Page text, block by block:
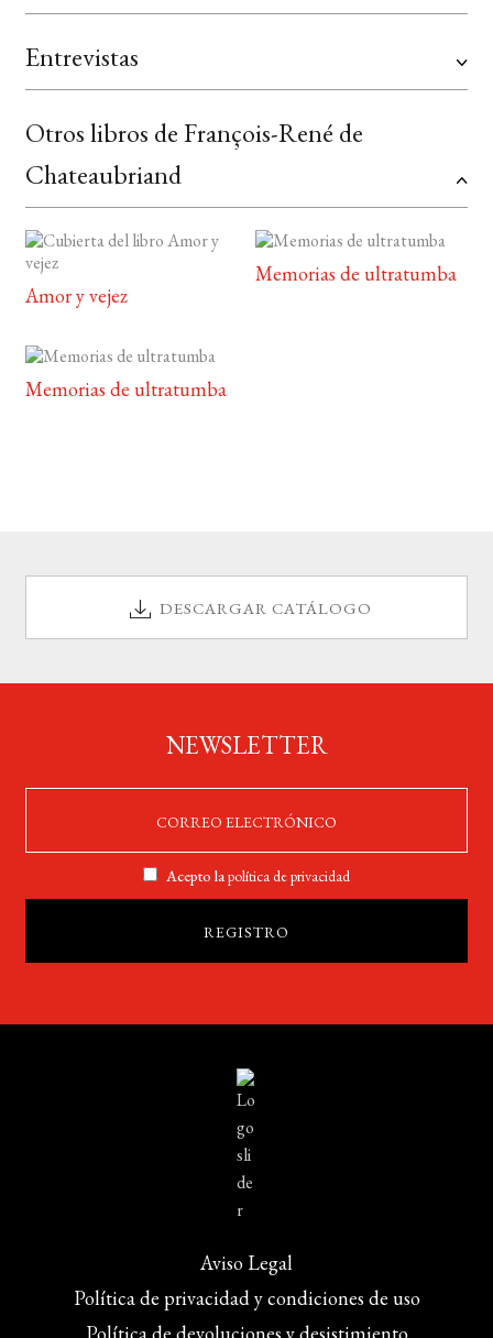
Entrevistas
Otros libros de François-René de
Chateaubriand
Amor y vejez
Memorias de ultratumba
Memorias de ultratumba
DESCARGAR CATÁLOGO
NEWSLETTER
Acepto lapolítica de privacidad
Aviso Legal
Política de privacidad y condiciones de uso
Política de devoluciones y desistimiento